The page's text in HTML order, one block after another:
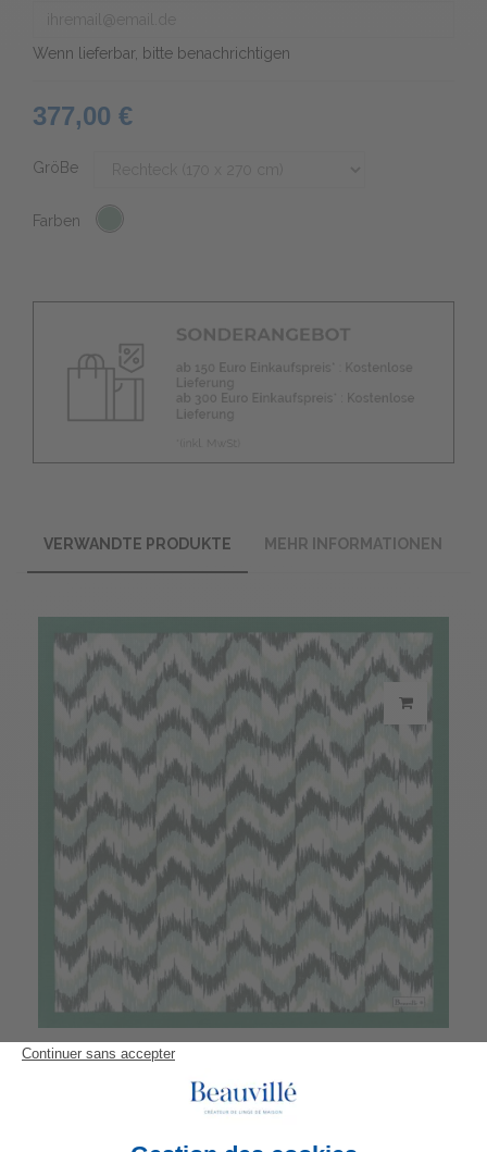
Wenn lieferbar, bitte benachrichtigen
377,00 €
GröBe
Farben
VERWANDTE PRODUKTE MEHR INFORMATIONEN
20,90 €